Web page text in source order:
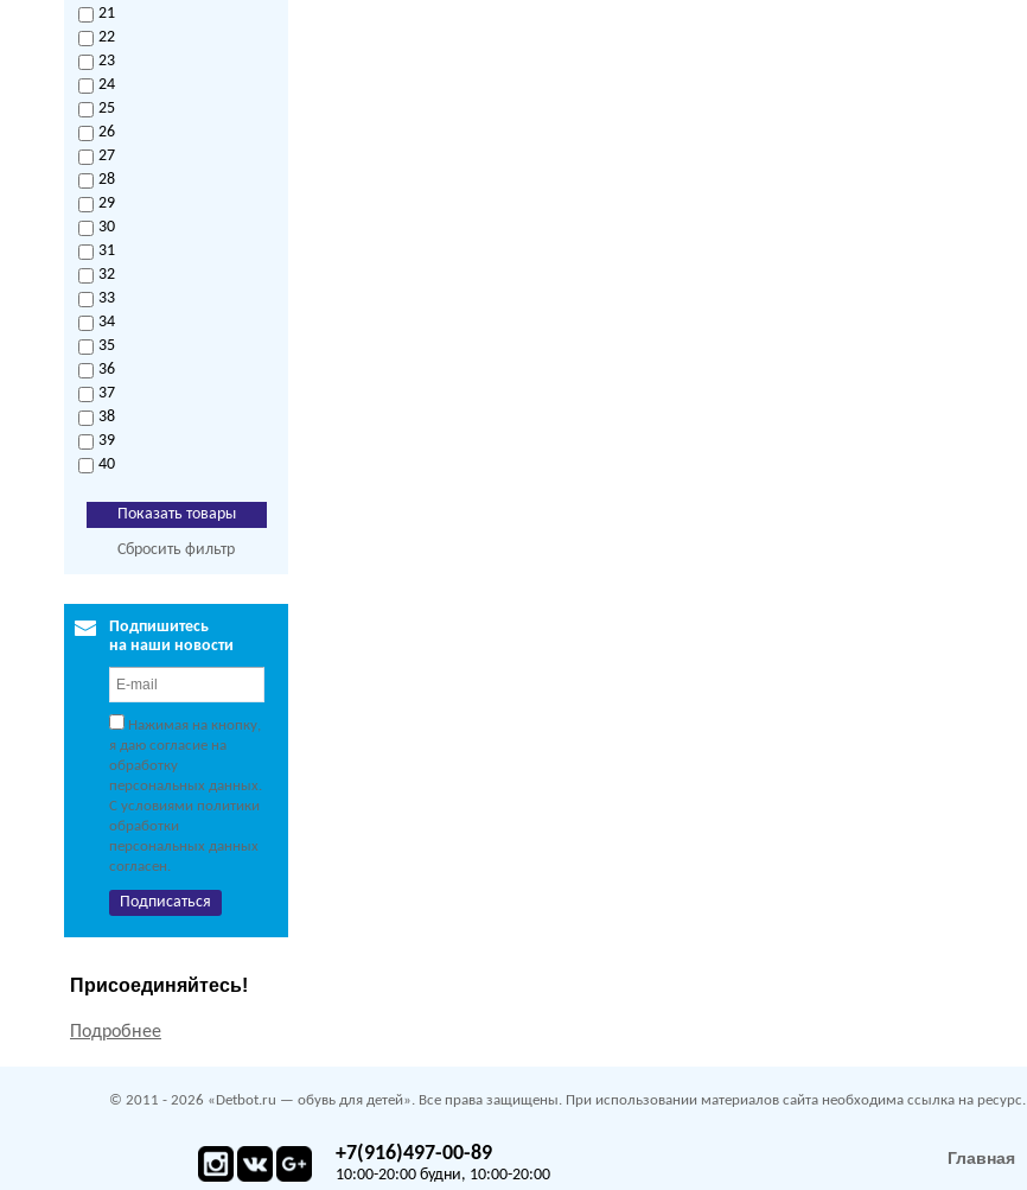
21
22
23
24
25
26
27
28
29
30
31
32
33
34
35
36
37
38
39
40
Сбросить фильтр
Подпишитесь
на наши новости
Нажимая на кнопку,
я даю согласие на
обработку
персональных данных.
С условиями политики
обработки
персональных данных
согласен.
Присоединяйтесь!
Подробнее
© 2011 - 2026 «Detbot.ru — обувь для детей». Все права защищены. При использовании материалов сайта необходима ссылка на ресурс.
+7(916)497-00-89
10:00-20:00 будни, 10:00-20:00
Главная